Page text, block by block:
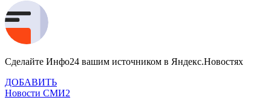
Сделайте Инфо24 вашим источником в Яндекс.Новостях
ДОБАВИТЬ
Новости СМИ2